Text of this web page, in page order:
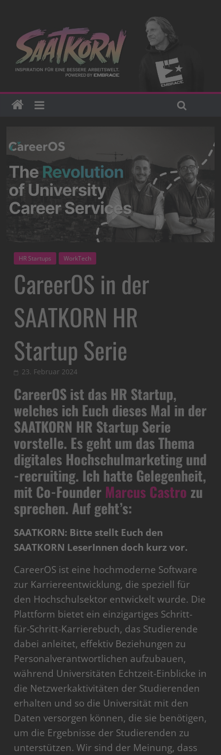
HR Startups WorkTech
CareerOS in der
SAATKORN HR
Startup Serie
23. Februar 2024
CareerOS ist das HR Startup,
welches ich Euch dieses Mal in der
SAATKORN HR Startup Serie
vorstelle. Es geht um das Thema
digitales Hochschulmarketing und
-recruiting. Ich hatte Gelegenheit,
mit Co-Founder Marcus Castro zu
sprechen. Auf geht’s:
SAATKORN: Bitte stellt Euch den
SAATKORN LeserInnen doch kurz vor.
CareerOS ist eine hochmoderne Software
zur Karriereentwicklung, die speziell für
den Hochschulsektor entwickelt wurde. Die
Plattform bietet ein einzigartiges Schritt-
für-Schritt-Karrierebuch, das Studierende
dabei anleitet, effektiv Beziehungen zu
Personalverantwortlichen aufzubauen,
während Universitäten Echtzeit-Einblicke in
die Netzwerkaktivitäten der Studierenden
erhalten und so die Universität mit den
Daten versorgen können, die sie benötigen,
um die Ergebnisse der Studierenden zu
unterstützen. Wir sind der Meinung, dass